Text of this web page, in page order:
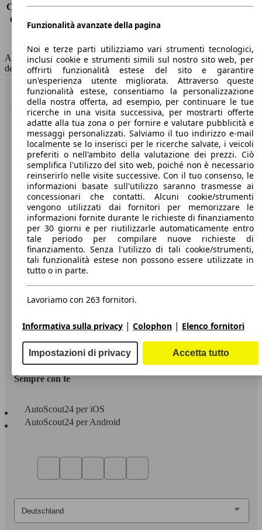
Consumo (extra-urbano) 5.4 l/100km
Consumo (combinato)*
6.3 l/100km
Capacità del serbatoio
34 l
AutoScout24 non si assume alcuna responsabilità per la correttezza
dei dati.
Torna su
Benvenuti su AutoScout24, il mercato auto europeo.
Società
A proposito di AutoScout24
Stampa
Media
Condizioni generali
Informazioni
Privacy
Dichiarazione di Accessibilità
Servizi
Area rivenditori
Sempre con te
AutoScout24 per iOS
AutoScout24 per Android
Funzionalità avanzate della pagina
Noi e terze parti utilizziamo vari strumenti tecnologici,
inclusi cookie e strumenti simili sul nostro sito web, per
offrirti funzionalità estese del sito e garantire
un'esperienza utente migliorata. Attraverso queste
funzionalità estese, consentiamo la personalizzazione
della nostra offerta, ad esempio, per continuare le tue
ricerche in una visita successiva, per mostrarti offerte
adatte alla tua zona o per fornire e valutare pubblicità e
messaggi personalizzati. Salviamo il tuo indirizzo e-mail
localmente se lo inserisci per le ricerche salvate, i veicoli
preferiti o nell'ambito della valutazione dei prezzi. Ciò
semplifica l'utilizzo del sito web, poiché non è necessario
reinserirlo nelle visite successive. Con il tuo consenso, le
informazioni basate sull'utilizzo saranno trasmesse ai
concessionari che contatti. Alcuni cookie/strumenti
vengono utilizzati dai fornitori per memorizzare le
informazioni fornite durante le richieste di finanziamento
per 30 giorni e per riutilizzarle automaticamente entro
tale periodo per compilare nuove richieste di
finanziamento. Senza l'utilizzo di tali cookie/strumenti,
tali funzionalità estese non possono essere utilizzate in
tutto o in parte.
Lavoriamo con 263 fornitori.
Informativa sulla privacy | Colophon | Elenco fornitori
Impostazioni di privacy Accetta tutto